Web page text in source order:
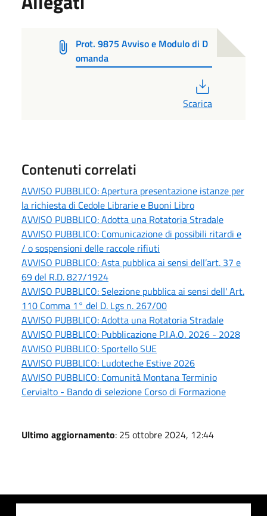
Prot. 9875 Avviso e Modulo di D
omanda
Scarica
Contenuti correlati
AVVISO PUBBLICO: Apertura presentazione istanze per
la richiesta di Cedole Librarie e Buoni Libro
AVVISO PUBBLICO: Adotta una Rotatoria Stradale
AVVISO PUBBLICO: Comunicazione di possibili ritardi e
/ o sospensioni delle raccole rifiuti
AVVISO PUBBLICO: Asta pubblica ai sensi dell’art. 37 e
69 del R.D. 827/1924
AVVISO PUBBLICO: Selezione pubblica ai sensi dell' Art.
110 Comma 1° del D. Lgs n. 267/00
AVVISO PUBBLICO: Adotta una Rotatoria Stradale
AVVISO PUBBLICO: Pubblicazione P.I.A.O. 2026 - 2028
AVVISO PUBBLICO: Sportello SUE
AVVISO PUBBLICO: Ludoteche Estive 2026
AVVISO PUBBLICO: Comunità Montana Terminio
Cervialto - Bando di selezione Corso di Formazione
Ultimo aggiornamento: 25 ottobre 2024, 12:44